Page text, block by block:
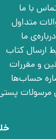
با ما
متداول
درباره‌ی ما
ارسال کتاب
و مقررات
حساب‌ها
مرسولات